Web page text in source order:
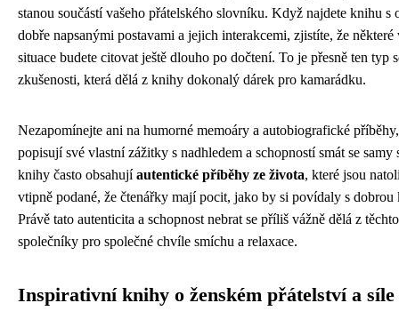
stanou součástí vašeho přátelského slovníku. Když najdete knihu s
dobře napsanými postavami a jejich interakcemi, zjistíte, že některé
situace budete citovat ještě dlouho po dočtení. To je přesně ten typ
zkušenosti, která dělá z knihy dokonalý dárek pro kamarádku.
Nezapomínejte ani na humorné memoáry a autobiografické
popisují své vlastní zážitky s nadhledem a schopností smát se samy
knihy často obsahujíautentické příběhy ze života, které jsou
vtipně podané, že čtenářky mají pocit, jako by si povídaly s dobrou
Právě tato autenticita a schopnost nebrat se příliš vážně dělá z
společníky pro společné chvíle smíchu a relaxace.
Inspirativní knihy o ženském přátelství a síle